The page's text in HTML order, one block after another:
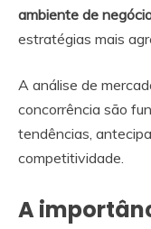
ambiente de
estratégias mais
A análise de
concorrência são
tendências,
competitividade.
A